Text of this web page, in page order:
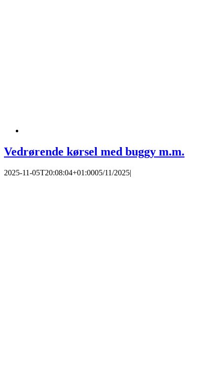
Vedrørende kørsel med buggy m.m.
2025-11-05T20:08:04+01:0005/11/2025|